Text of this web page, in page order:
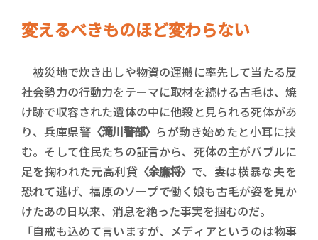
変えるべきものほど変わらない
被災地で炊き出しや物資の運搬に率先して当たる反
社会勢力の行動力をテーマに取材を続ける古毛は、焼
け跡で収容された遺体の中に他殺と見られる死体があ
り、兵庫県警 〈滝川警部〉 らが動き始めたと小耳に挟
む。そして住民たちの証言から、死体の主がバブルに
足を掬われた元高利貸 〈余廉将〉 で、妻は横暴な夫を
恐れて逃げ、福原のソープで働く娘も古毛が姿を見か
けたあの日以来、消息を絶った事実を掴むのだ。
「自戒も込めて言いますが、メディアというのは物事